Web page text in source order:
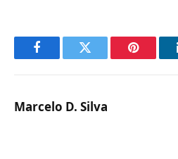
FacebookTwitter Pinterest
Marcelo D. Silva